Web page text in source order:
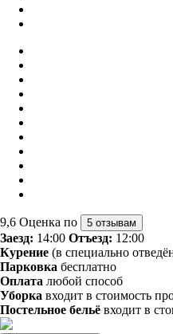
9,6 Оценка по 5 отзывам
Заезд: 14:00 Отъезд: 12:00
Курение (в специально
Парковка бесплатно
Оплата любой способ
Уборка входит в стоимость
Постельное бельё входит в